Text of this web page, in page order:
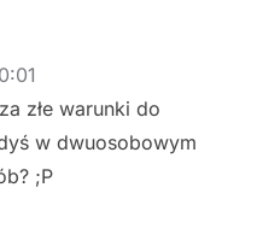
złe warunki do
w dwuosobowym
;P